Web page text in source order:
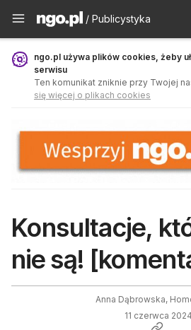
Publicystyka -
/ Publicystyka
ngo.pl używa plików cookies, żeby
serwisu
Ten komunikat zniknie przy Twojej
się więcej o plikach cookies
Konsultacje,
nie są!
Anna Dąbrowska,
11 czerwca 2024